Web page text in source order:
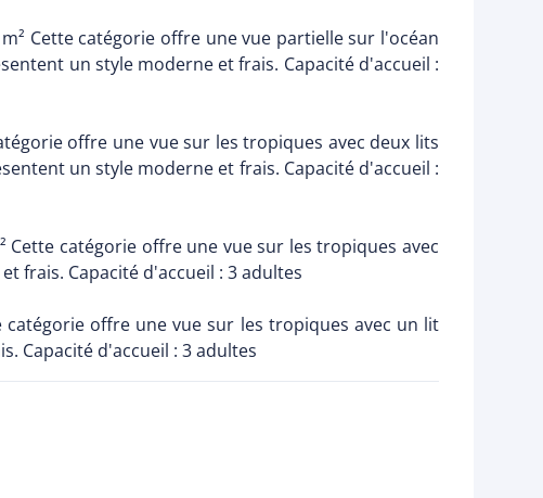
Cette catégorie offre une vue partielle sur l'océan
un style moderne et frais. Capacité d'accueil :
offre une vue sur les tropiques avec deux lits
un style moderne et frais. Capacité d'accueil :
Cette catégorie offre une vue sur les tropiques avec
frais. Capacité d'accueil : 3 adultes
catégorie offre une vue sur les tropiques avec un lit
Capacité d'accueil : 3 adultes